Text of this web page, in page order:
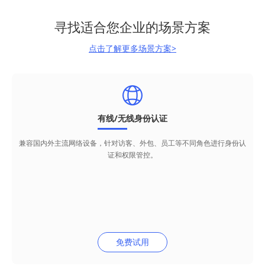
寻找适合您企业的场景方案
点击了解更多场景方案>
有线/无线身份认证
兼容国内外主流网络设备，针对访客、外包、员工等不同角色进行身份认
证和权限管控。
免费试用